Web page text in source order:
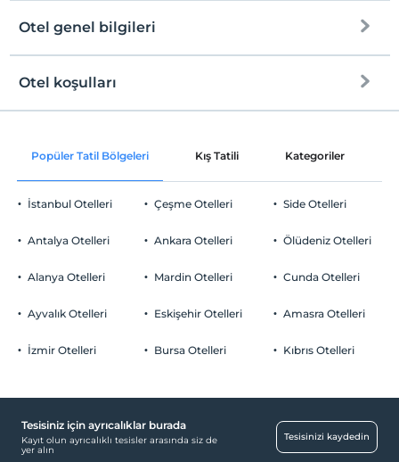
Otel genel bilgileri
Ortak alanlar ve tüm odalar
Otopark
Ücretsiz Özel Otopark
Yiyecek & İçecek
Otel koşulları
Check/in
Check/out
En geç saat 12:00 ve öncesi
Evcil Hayvan
2 yaşına kadar olan bebekler ücretsizdir.
Popüler Tatil Bölgeleri Kış Tatili Kategoriler
İstanbul Otelleri
Antalya Otelleri
Alanya Otelleri
Ayvalık Otelleri
İzmir Otelleri
Çeşme Otelleri
Ankara Otelleri
Mardin Otelleri
Eskişehir Otelleri
Bursa Otelleri
Side Otelleri
Ölüdeniz Otelleri
Cunda Otelleri
Amasra Otelleri
Kıbrıs Otelleri
Tesisiniz için ayrıcalıklar burada
Kayıt olun ayrıcalıklı tesisler arasında siz de
yer alın
Tesisinizi kaydedin